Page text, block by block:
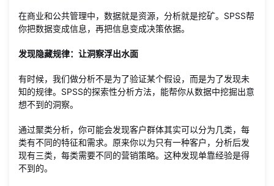
在商业和公共管理中，数据就是资源，分析就是挖矿。SPSS帮
你把数据变成信息，再把信息变成决策依据。
发现隐藏规律：让洞察浮出水面
有时候，我们做分析不是为了验证某个假设，而是为了发现未
知的规律。SPSS的探索性分析方法，能帮你从数据中挖掘出意
想不到的洞察。
通过聚类分析，你可能会发现客户群体其实可以分为几类，每
类有不同的特征和需求。原来你以为只有一种客户，分析后发
现有三类，每类需要不同的营销策略。这种发现单靠经验是得
不到的。